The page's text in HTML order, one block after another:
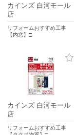
カインズ 白河モール
店
リフォームおすすめ工事
【内窓】□
カインズ 白河モール
店
リフォームおすすめ工事